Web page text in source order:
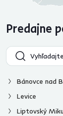
Predajne
Bánovce nad
Levice
Liptovský